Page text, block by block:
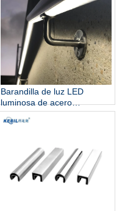
Barandilla de luz LED
luminosa de acero
inoxidable para escaleras